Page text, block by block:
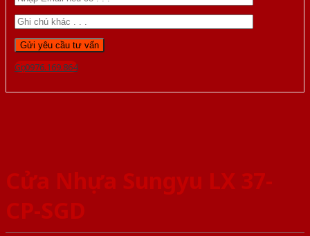
Gọi 0976.169.864
Cửa Nhựa Sungyu LX 37-
CP-SGD